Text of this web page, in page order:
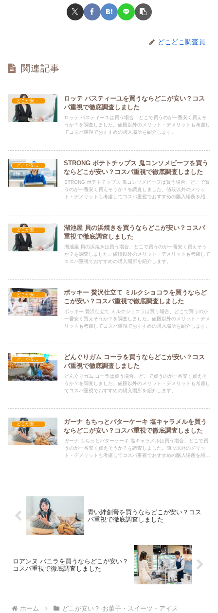
どこどこ調査員
関連記事
どこが安い？-お菓子・スイーツ・アイス
ロッテ パスティーユを買うならどこが安い？コス
パ重視で徹底調査しました
ロッテ パスティーユは買う場合、どこで買うのが一番安く買えそ
うか？を調査しました。値段以外のメリット・デメリットも考慮し
てコスパ重視でおすすめの購入場所を紹介します。
どこが安い？-お菓子・スイーツ・アイス
STRONG ポテトチップス 鬼コンソメビーフを買う
ならどこが安い？コスパ重視で徹底調査しました
STRONG ポテトチップス 鬼コンソメビーフは買う場合、どこで買
うのが一番安く買えそうか？を調査しました。値段以外のメリッ
ト・デメリットも考慮してコスパ重視でおすすめの購入場所を紹介
どこが安い？-お菓子・スイーツ・アイス
湖池屋 貝の浜焼きを買うならどこが安い？コスパ
重視で徹底調査しました
湖池屋 貝の浜焼きは買う場合、どこで買うのが一番安く買えそう
か？を調査しました。値段以外のメリット・デメリットも考慮して
コスパ重視でおすすめの購入場所を紹介します。
どこが安い？-お菓子・スイーツ・アイス
ポッキー 贅沢仕立て ミルクショコラを買うならど
こが安い？コスパ重視で徹底調査しました
ポッキー 贅沢仕立て ミルクショコラは買う場合、どこで買うのが
一番安く買えそうか？を調査しました。値段以外のメリット・デメ
リットも考慮してコスパ重視でおすすめの購入場所を紹介します。
どこが安い？-お菓子・スイーツ・アイス
どんぐりガム コーラを買うならどこが安い？コス
パ重視で徹底調査しました
どんぐりガム コーラは買う場合、どこで買うのが一番安く買えそ
うか？を調査しました。値段以外のメリット・デメリットも考慮し
てコスパ重視でおすすめの購入場所を紹介します。
どこが安い？-お菓子・スイーツ・アイス
ガーナ もちっとバターケーキ 塩キャラメルを買う
ならどこが安い？コスパ重視で徹底調査しました
ガーナ もちっとバターケーキ 塩キャラメルは買う場合、どこで買
うのが一番安く買えそうか？を調査しました。値段以外のメリッ
ト・デメリットも考慮してコスパ重視でおすすめの購入場所を紹介
青い絆創膏を買うならどこが安い？コス
パ重視で徹底調査しました
ロアンヌ バニラを買うならどこが安い？
コスパ重視で徹底調査しました
ホーム どこが安い？-お菓子・スイーツ・アイス